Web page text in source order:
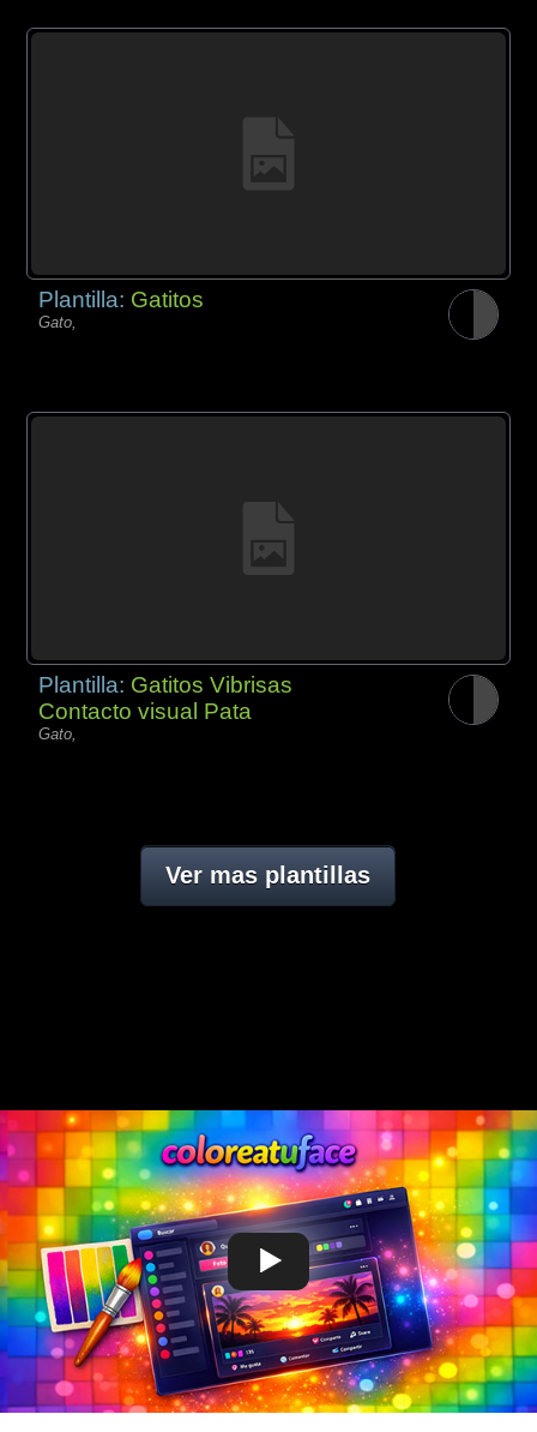
Plantilla: Gatitos
Gato,
Plantilla: Gatitos Vibrisas
Contacto visual Pata
Gato,
Ver mas plantillas